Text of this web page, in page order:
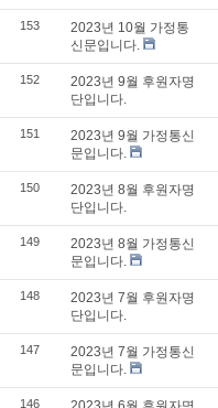
153
2023년 10월 가정통
신문입니다.
152
2023년 9월 후원자명
단입니다.
151
2023년 9월 가정통신
문입니다.
150
2023년 8월 후원자명
단입니다.
149
2023년 8월 가정통신
문입니다.
148
2023년 7월 후원자명
단입니다.
147
2023년 7월 가정통신
문입니다.
146